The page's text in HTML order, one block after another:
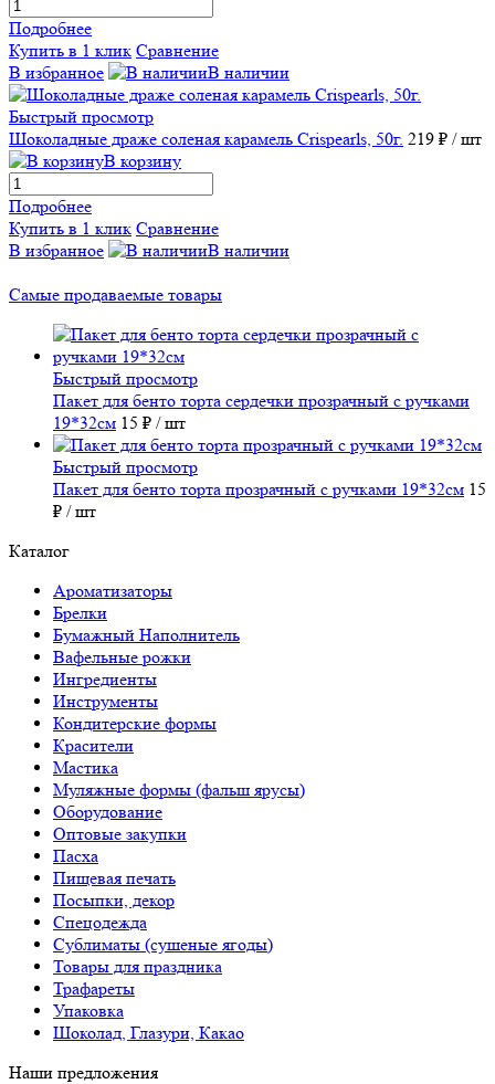
Подробнее
Купить в 1 клик Сравнение
В избранное
В наличии
Быстрый просмотр
Шоколадные драже соленая карамель Crispearls, 50г. 219 ₽ / шт
В корзину
Подробнее
Купить в 1 клик Сравнение
В избранное
В наличии
Самые продаваемые товары
Быстрый просмотр
Пакет для бенто торта сердечки прозрачный с ручками
19*32см 15 ₽ / шт
Быстрый просмотр
Пакет для бенто торта прозрачный с ручками 19*32см 15
₽ / шт
Каталог
Ароматизаторы
Брелки
Бумажный Наполнитель
Вафельные рожки
Ингредиенты
Инструменты
Кондитерские формы
Красители
Мастика
Муляжные формы (фальш ярусы)
Оборудование
Оптовые закупки
Пасха
Пищевая печать
Посыпки, декор
Спецодежда
Сублиматы (сушеные ягоды)
Товары для праздника
Трафареты
Упаковка
Шоколад, Глазури, Какао
Наши предложения